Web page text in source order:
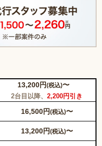
13,200円(税込)〜
2台目以降、 2,200円引き
16,500円(税込)〜
13,200円(税込)〜